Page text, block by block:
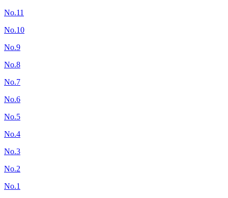
No.11
No.10
No.9
No.8
No.7
No.6
No.5
No.4
No.3
No.2
No.1